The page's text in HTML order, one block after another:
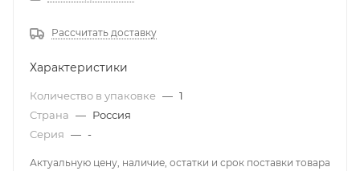
Рассчитать доставку
Характеристики
Количество в упаковке — 1
Страна — Россия
Серия — -
Актуальную цену, наличие, остатки и срок поставки товара